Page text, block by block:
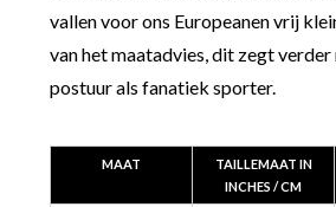
vallen voor ons Europeanen vrij
van het maatadvies, dit zegt
postuur als fanatiek sporter.
MAAT
TAILLEMAAT IN
INCHES / CM